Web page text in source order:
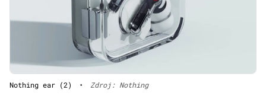
Nothing ear (2) • Zdroj: Nothing